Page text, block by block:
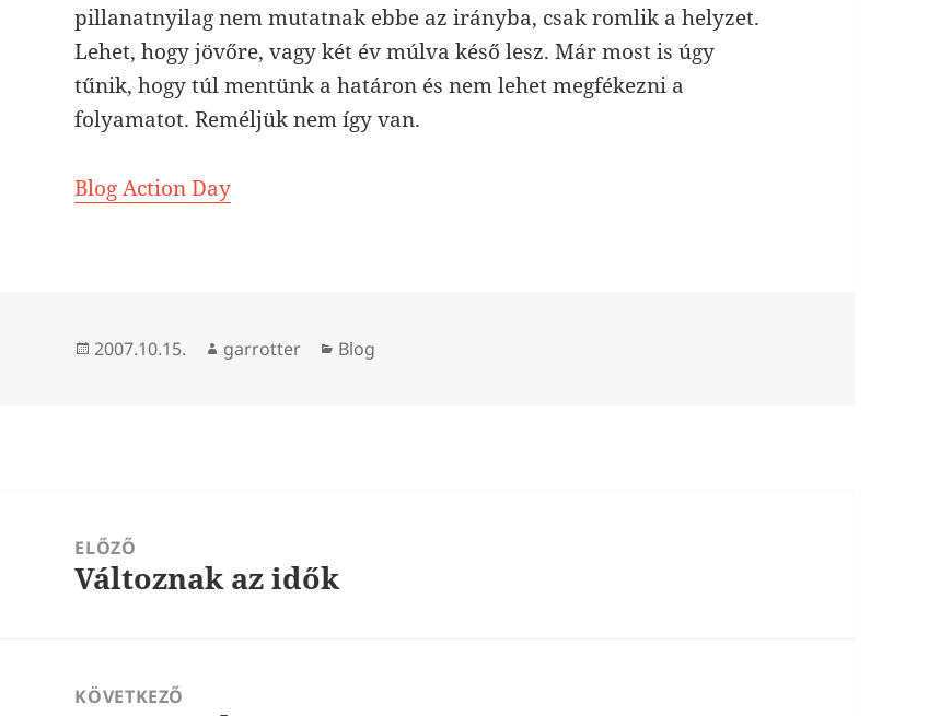
pillanatnyilag nem mutatnak ebbe az irányba, csak romlik a helyzet.
Lehet, hogy jövőre, vagy két év múlva késő lesz. Már most is úgy
tűnik, hogy túl mentünk a határon és nem lehet megfékezni a
folyamatot. Reméljük nem így van.
Blog Action Day
Közzétéve
2007.10.15. Szerző
garrotter Kategória
Blog
navigációELŐZŐ
Korábbi
Változnak az idők
KÖVETKEZŐ